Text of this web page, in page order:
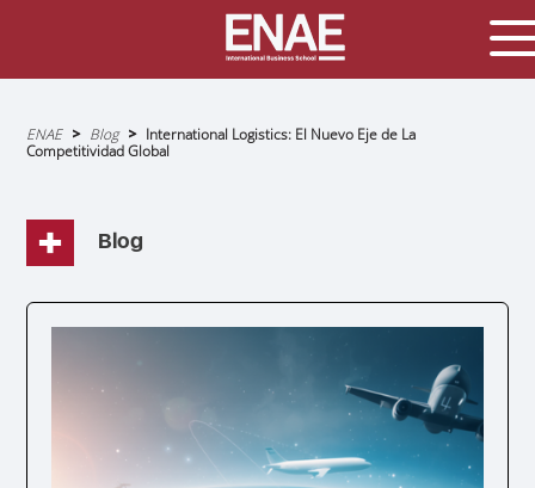
Sobrescribir
enlaces
de
navegación
ENAE Blog
International Logistics: El Nuevo Eje de La
Competitividad Global
Blog